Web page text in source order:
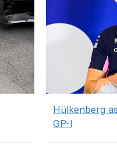
Hülkenberg
GP-l